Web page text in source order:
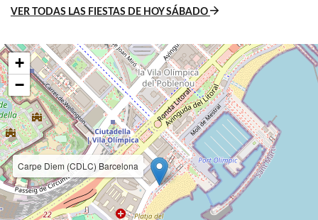
VER TODAS LAS FIESTAS DE HOY SÁBADO